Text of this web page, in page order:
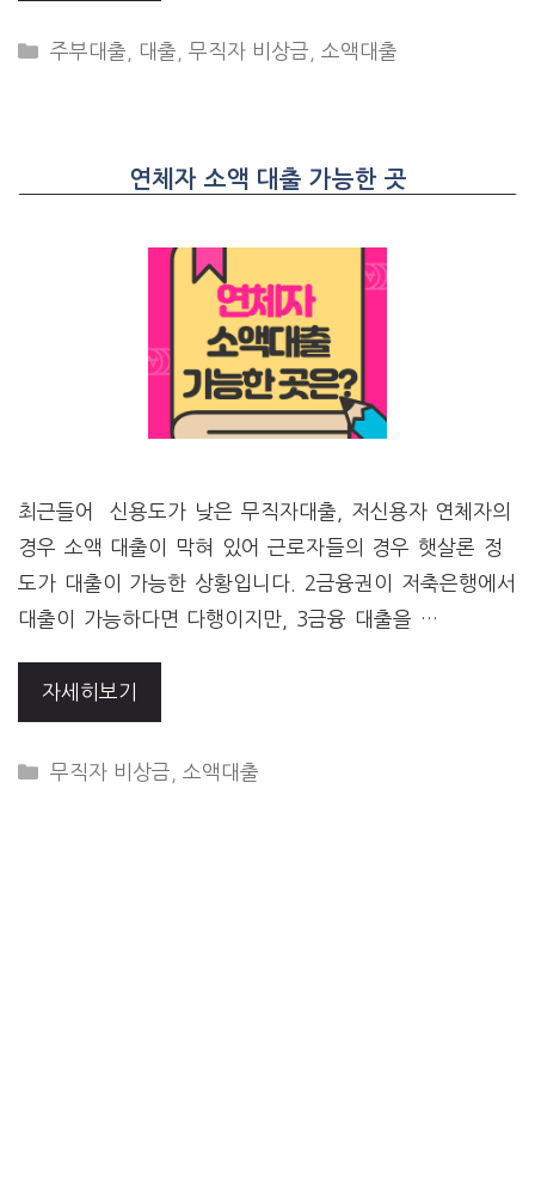
CATEGORIES
주부대출 대출 ,무직자 비상금 소액대출
연체자 소액 대출 가능한 곳
최근들어 신용도가 낮은 무직자대출, 저신용자 연체자의
경우 소액 대출이 막혀 있어 근로자들의 경우 햇살론 정
도가 대출이 가능한 상황입니다. ​2금융권이 저축은행에서
대출이 가능하다면 다행이지만, 3금융 대출을 …
자세히보기
CATEGORIES
무직자 비상금 소액대출